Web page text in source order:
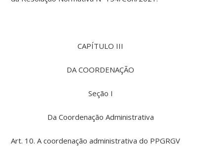
CAPÍTULO III
DA COORDENAÇÃO
Seção I
Da Coordenação Administrativa
Art. 10. A coordenação administrativa do PPGRGV